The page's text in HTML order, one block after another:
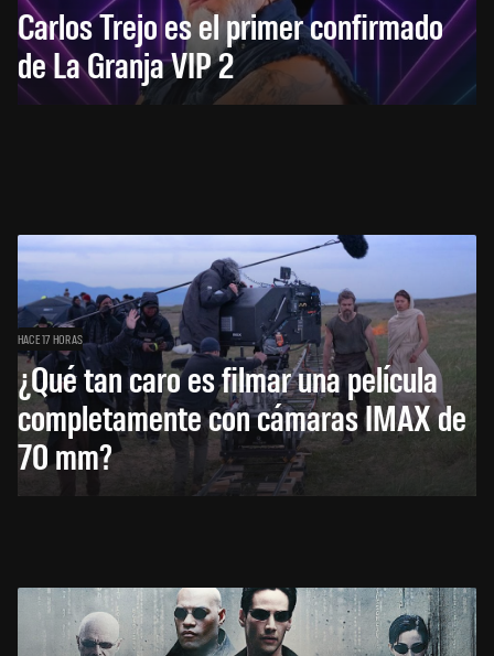
Carlos Trejo es el primer confirmado
de La Granja VIP 2
HACE 17 HORAS
¿Qué tan caro es filmar una película
completamente con cámaras IMAX de
70 mm?